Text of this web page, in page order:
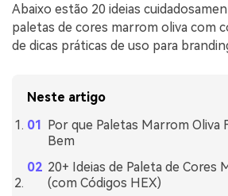
Abaixo estão 20 ideias
paletas de cores marrom oliva com
de dicas práticas de uso para
Neste artigo
Por que Paletas Marrom Oliva
Bem
20+ Ideias de Paleta de Cores
(com Códigos HEX)